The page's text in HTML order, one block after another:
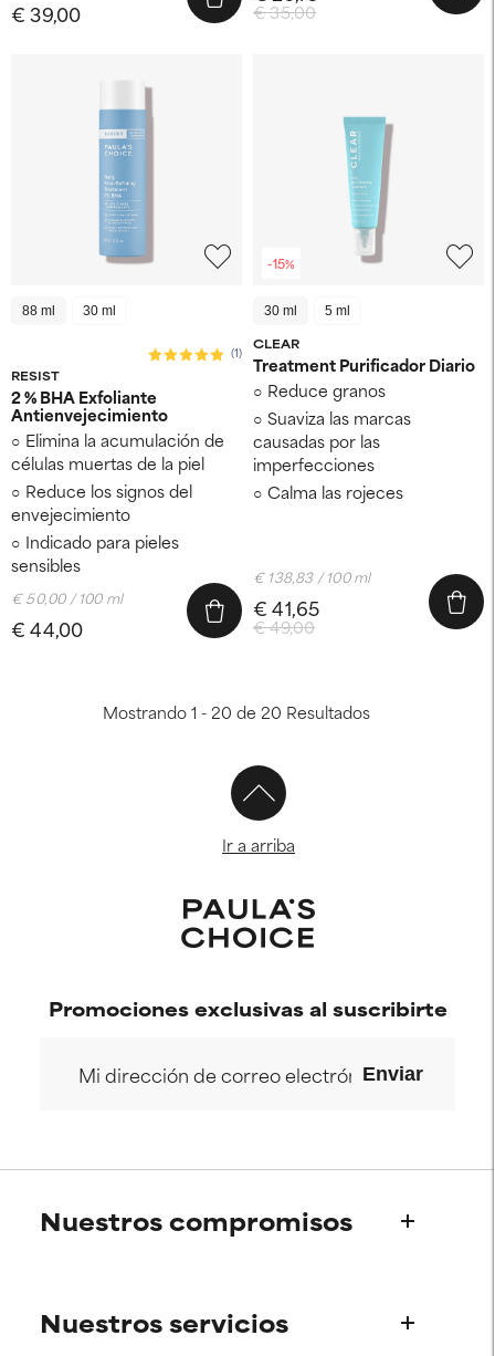
€ 39,00 € 35,00
88 ml 30 ml
RESIST
(1)
2 % BHA Exfoliante
Antienvejecimiento
Elimina la acumulación de
células muertas de la piel
Reduce los signos del
envejecimiento
Indicado para pieles
sensibles
€ 44,00
€ 50,00 / 100 ml
-15%
30 ml 5 ml
CLEAR
Treatment Purificador Diario
Reduce granos
Suaviza las marcas
causadas por las
imperfecciones
Calma las rojeces
€ 49,00
€ 41,65
€ 138,83 / 100 ml
Mostrando 1 - 20 de 20 Resultados
Ir a arriba
Promociones exclusivas al suscribirte
Enviar
Nuestros compromisos
La historia de Paula
Nuestros servicios